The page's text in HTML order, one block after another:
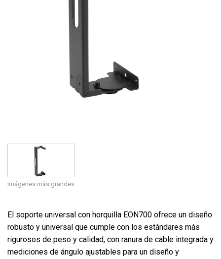
Imágenes más grandes
El soporte universal con horquilla EON700 ofrece un diseño
robusto y universal que cumple con los estándares más
rigurosos de peso y calidad, con ranura de cable integrada y
mediciones de ángulo ajustables para un diseño y